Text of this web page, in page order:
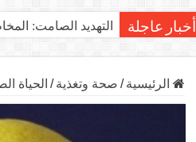
أخبار عاجلة التهديد الصامت:
الرئيسية / صحة وتغذية / الحياة